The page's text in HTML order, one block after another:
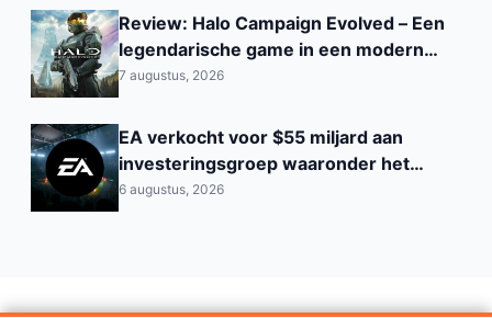
Review: Halo Campaign Evolved – Een
legendarische game in een modern
jasje
7 augustus, 2026
EA verkocht voor $55 miljard aan
investeringsgroep waaronder het
Saoedi‑Arabisch PIF
6 augustus, 2026